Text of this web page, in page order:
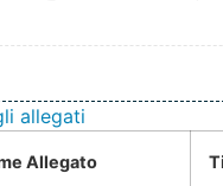
allegati
Allegato